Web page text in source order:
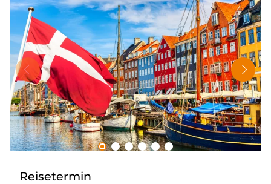
Mehrtagesreisen
Tagesreisen
Bus anmieten
Rombs Touristik
Kontakt & Info
Reisetermin